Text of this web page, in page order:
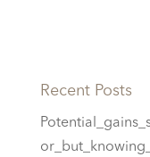
Recent Posts